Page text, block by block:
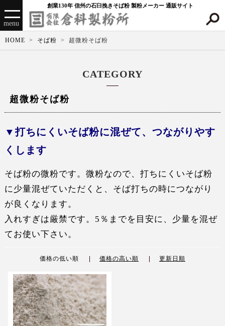
創業130年 信州の石臼挽きそば粉 製粉メーカー 通販サイト
menu
HOME そば粉 超微粉そば粉
CATEGORY
超微粉そば粉
打ちにくいそば粉に混ぜて、つながりやす
くします
そば粉の微粉です。微粉なので、打ちにくいそば粉
に少量混ぜていただくと、そば打ちの時につながり
が良くなります。
入れすぎは厳禁です。5％までを目安に、少量を混ぜ
てお使い下さい。
価格の低い順 価格の高い順 更新日順